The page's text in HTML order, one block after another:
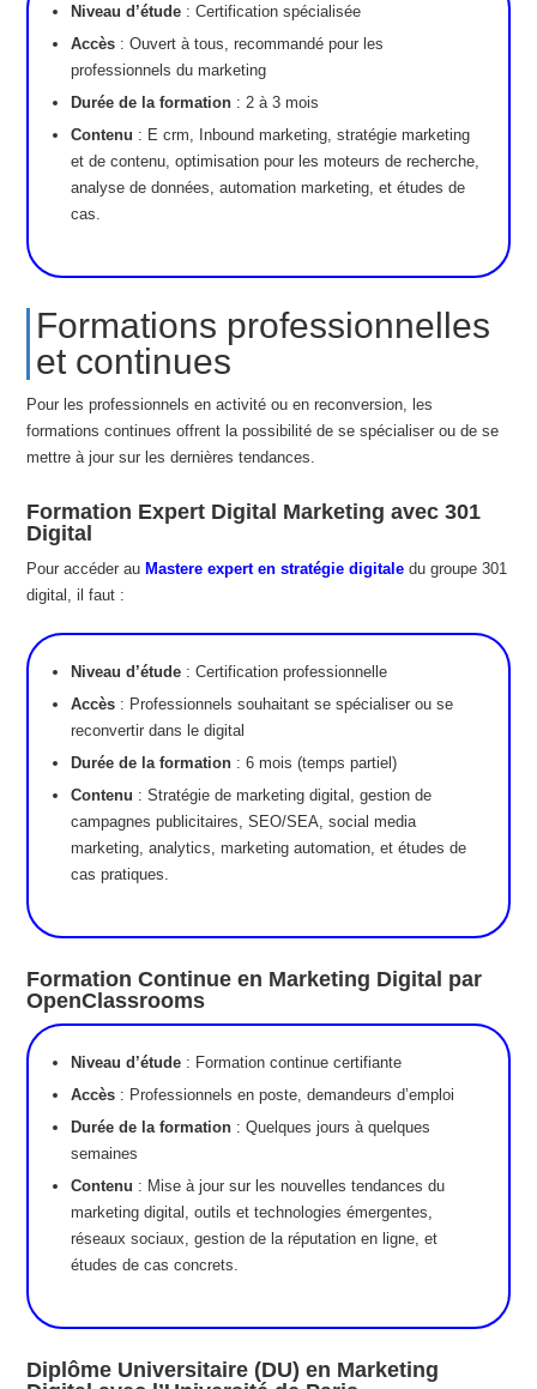
Niveau d’étude : Certification spécialisée
Accès : Ouvert à tous, recommandé pour les
professionnels du marketing
Durée de la formation : 2 à 3 mois
Contenu : E crm, Inbound marketing, stratégie marketing
et de contenu, optimisation pour les moteurs de recherche,
analyse de données, automation marketing, et études de
cas.
Formations professionnelles
et continues
Pour les professionnels en activité ou en reconversion, les
formations continues offrent la possibilité de se spécialiser ou de se
mettre à jour sur les dernières tendances.
Formation Expert Digital Marketing avec 301
Digital
Pour accéder au Mastere expert en stratégie digitale du groupe 301
digital, il faut :
Niveau d’étude : Certification professionnelle
Accès : Professionnels souhaitant se spécialiser ou se
reconvertir dans le digital
Durée de la formation : 6 mois (temps partiel)
Contenu : Stratégie de marketing digital, gestion de
campagnes publicitaires, SEO/SEA, social media
marketing, analytics, marketing automation, et études de
cas pratiques.
Formation Continue en Marketing Digital par
OpenClassrooms
Niveau d’étude : Formation continue certifiante
Accès : Professionnels en poste, demandeurs d’emploi
Durée de la formation : Quelques jours à quelques
semaines
Contenu : Mise à jour sur les nouvelles tendances du
marketing digital, outils et technologies émergentes,
réseaux sociaux, gestion de la réputation en ligne, et
études de cas concrets.
Diplôme Universitaire (DU) en Marketing